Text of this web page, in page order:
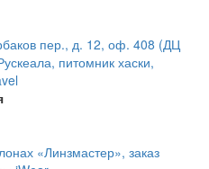
питомник хаски,